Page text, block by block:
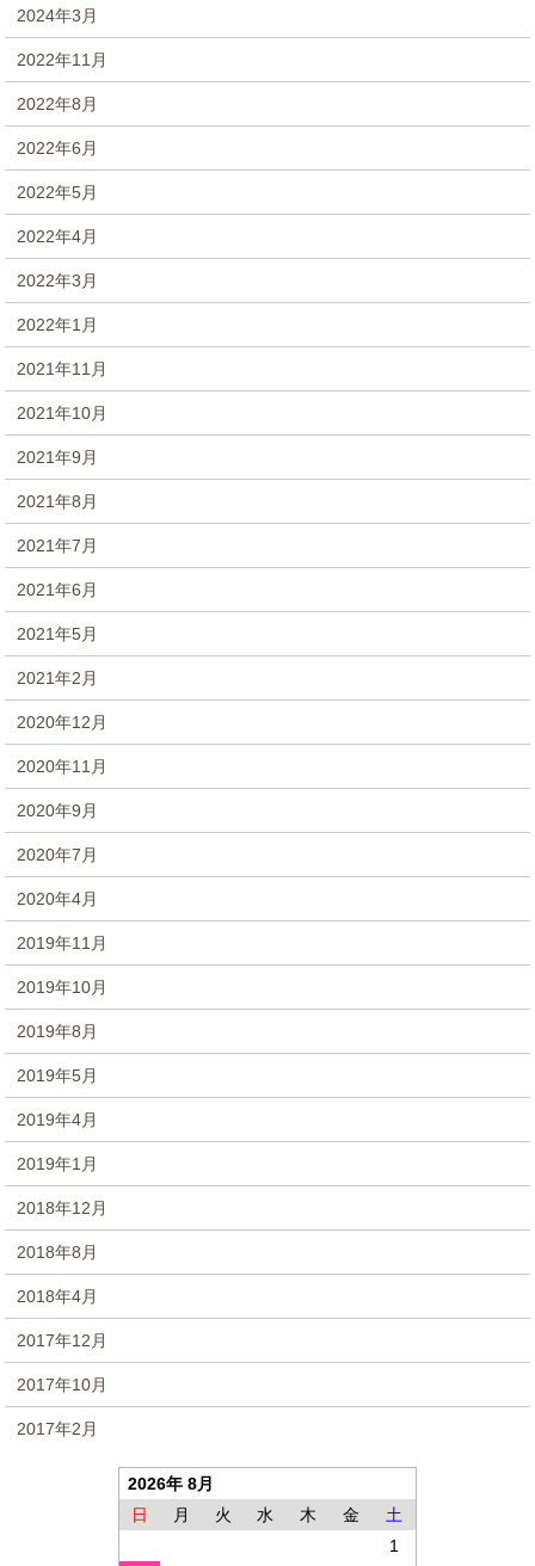
2024年3月
2022年11月
2022年8月
2022年6月
2022年5月
2022年4月
2022年3月
2022年1月
2021年11月
2021年10月
2021年9月
2021年8月
2021年7月
2021年6月
2021年5月
2021年2月
2020年12月
2020年11月
2020年9月
2020年7月
2020年4月
2019年11月
2019年10月
2019年8月
2019年5月
2019年4月
2019年1月
2018年12月
2018年8月
2018年4月
2017年12月
2017年10月
2017年2月
2026年 8月
日
月 火 水 木 金
土
1